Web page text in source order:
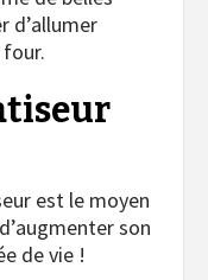
d’allumer
est le moyen
son
de vie !